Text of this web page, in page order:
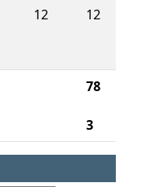
12 12
78
3